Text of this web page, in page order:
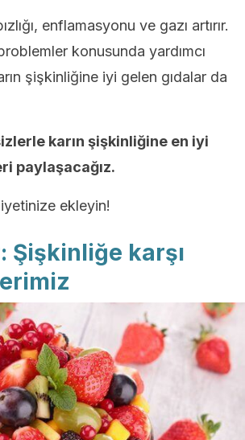
enflamasyonu ve gazı artırır.
konusunda yardımcı
şişkinliğine iyi gelen gıdalar da
karın şişkinliğine en iyi
paylaşacağız.
ekleyin!
Şişkinliğe karşı